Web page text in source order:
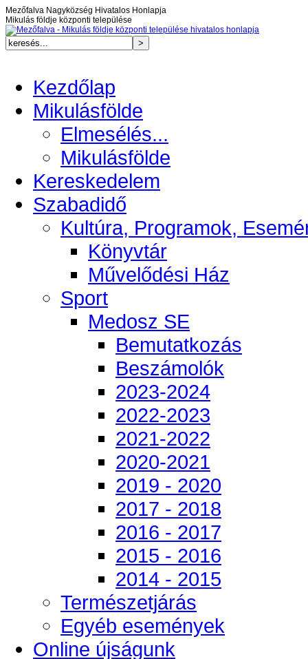
Mezőfalva Nagyközség Hivatalos Honlapja
Mikulás földje központi települése
Kezdőlap
Mikulásfölde
Elmesélés...
Mikulásfölde
Kereskedelem
Szabadidő
Kultúra, Programok,
Könyvtár
Művelődési Ház
Sport
Medosz SE
Bemutatkozás
Beszámolók
2023-2024
2022-2023
2021-2022
2020-2021
2019 - 2020
2017 - 2018
2016 - 2017
2015 - 2016
2014 - 2015
Természetjárás
Egyéb események
Online újságunk